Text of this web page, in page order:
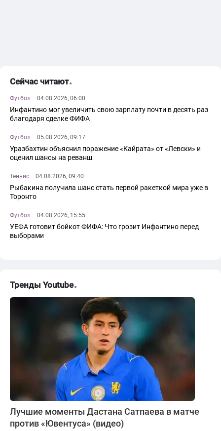
Сейчас читают
Футбол 04.08.2026, 06:00
Инфантино мог увеличить свою зарплату почти в десять раз
благодаря сделке ФИФА
Футбол 05.08.2026, 09:17
Уразбахтин объяснил поражение «Кайрата» от «Левски» и
оценил шансы на реванш
Теннис 04.08.2026, 09:40
Рыбакина получила шанс стать первой ракеткой мира уже в
Торонто
Футбол 04.08.2026, 15:55
УЕФА готовит бойкот ФИФА: Что грозит Инфантино перед
выборами
Тренды Youtube
Лучшие моменты Дастана Сатпаева в матче
против «Ювентуса» (видео)